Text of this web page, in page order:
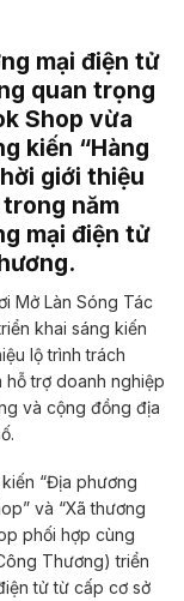
mại điện tử
quan trọng
Shop vừa
kiến “Hàng
giới thiệu
năm
mại điện tử
Mở Làn Sóng Tác
khai sáng kiến
lộ trình trách
hỗ trợ doanh nghiệp
và cộng đồng địa
“Địa phương
và “Xã thương
phối hợp cùng
Thương) triển
tử từ cấp cơ sở